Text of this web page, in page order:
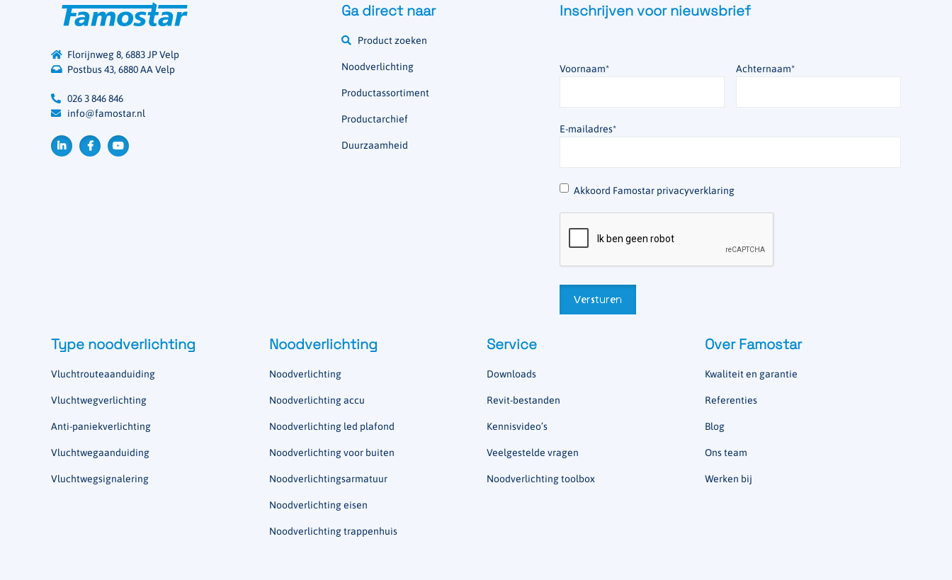
Florijnweg 8, 6883 JP Velp
Postbus 43, 6880 AA Velp
026 3 846 846
info@famostar.nl
Ga direct naar
Product zoeken
Noodverlichting
Productassortiment
Productarchief
Duurzaamheid
Inschrijven voor nieuwsbrief
Voornaam* Achternaam*
E-mailadres*
* Akkoord Famostar privacyverklaring
Type noodverlichting
Vluchtrouteaanduiding
Vluchtwegverlichting
Anti-paniekverlichting
Vluchtwegaanduiding
Vluchtwegsignalering
Noodverlichting
Noodverlichting
Noodverlichting accu
Noodverlichting led plafond
Noodverlichting voor buiten
Noodverlichtingsarmatuur
Noodverlichting eisen
Noodverlichting trappenhuis
Service
Downloads
Revit-bestanden
Kennisvideo’s
Veelgestelde vragen
Noodverlichting toolbox
Over Famostar
Kwaliteit en garantie
Referenties
Blog
Ons team
Werken bij